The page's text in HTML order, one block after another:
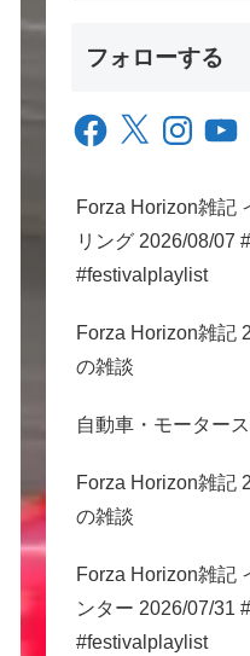
フォローする
Facebook
X Instagram
Forza Horizon雑記
リング 2026/08/07
#festivalplaylist
Forza Horizon雑記
の雑談
自動車・モーター
Forza Horizon雑記
の雑談
Forza Horizon雑記
ンター 2026/07/31
#festivalplaylist